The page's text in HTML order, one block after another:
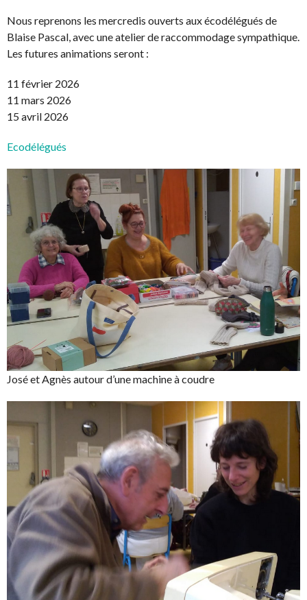
Nous reprenons les mercredis ouverts aux écodélégués de
Blaise Pascal, avec une atelier de raccommodage sympathique.
Les futures animations seront :
11 février 2026
11 mars 2026
15 avril 2026
Ecodélégués
José et Agnès autour d’une machine à coudre